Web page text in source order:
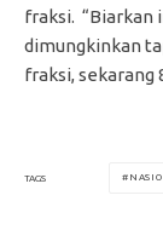
fraksi. “Biarkan
dimungkinkan
fraksi, sekarang
TAGS